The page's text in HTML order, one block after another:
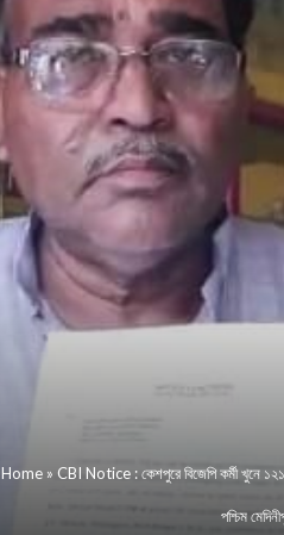
Home» CBI Notice : কেশপুরে বিজেপি কর্মী খুনে
পশ্চিম